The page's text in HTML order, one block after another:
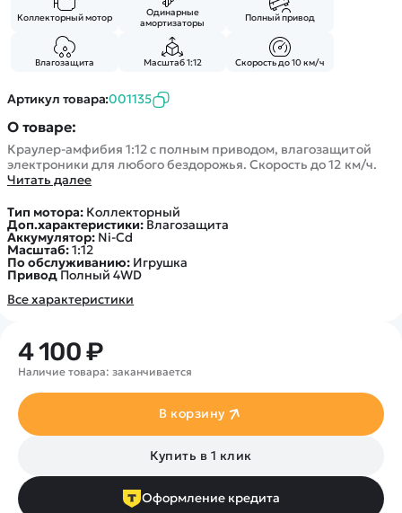
Коллекторный мотор
Одинарные
амортизаторы
Полный привод
Влагозащита Масштаб 1:12 Скорость до 10 км/ч
Артикул товара:001135
О товаре:
Краулер-амфибия 1:12 с полным приводом, влагозащитой
электроники для любого бездорожья. Скорость до 12 км/ч.
Читать далее
Тип мотора: Коллекторный
Доп.характеристики: Влагозащита
Аккумулятор: Ni-Cd
Масштаб:1:12
По обслуживанию: Игрушка
ПриводПолный 4WD
Все характеристики
4 100 ₽
Наличие товара: заканчивается
В корзину
Купить в 1 клик
Оформление кредита
Катера
Роботы
Самолеты
Детские электромобили
Спецтехника
Железные дороги
Конструкторы
Запчасти для моделей
Статьи про беспилотники
Обзор квадрокоптеров
Аренда Квадрокоптеров
Покупка в кредит
Контакты
Оплата и доставка
Отследить заказ
Оплата на сайте